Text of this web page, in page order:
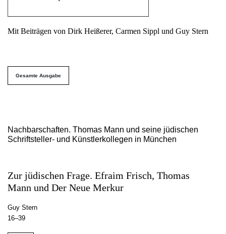
Mit Beiträgen von Dirk Heißerer, Carmen Sippl und Guy Stern
##issue.tableOfContents##
Gesamte Ausgabe
Nachbarschaften. Thomas Mann und seine jüdischen
Schriftsteller- und Künstlerkollegen in München
Zur jüdischen Frage. Efraim Frisch, Thomas
Mann und Der Neue Merkur
Guy Stern
16–39